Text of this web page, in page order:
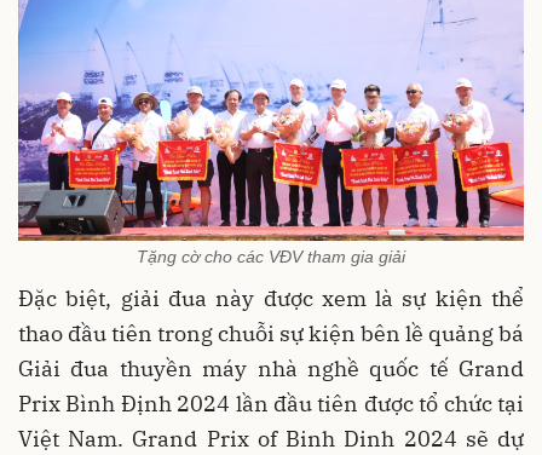
Tặng cờ cho các VĐV tham gia giải
Đặc biệt, giải đua này được xem là sự kiện thể
thao đầu tiên trong chuỗi sự kiện bên lề quảng bá
Giải đua thuyền máy nhà nghề quốc tế Grand
Prix Bình Định 2024 lần đầu tiên được tổ chức tại
Việt Nam. Grand Prix of Binh Dinh 2024 sẽ dự